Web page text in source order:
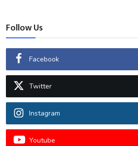
उपन्यास
सिनेमा
शायरी
ग़ज़ल
Follow Us
Facebook
Twitter
Instagram
Youtube